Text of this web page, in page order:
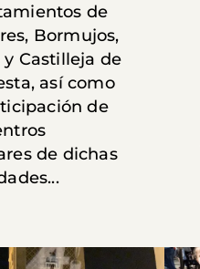
de
Bormujos,
y Castilleja de
así como
de
de dichas